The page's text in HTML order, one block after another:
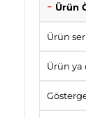
Ürün
Ürün
Ürün ya